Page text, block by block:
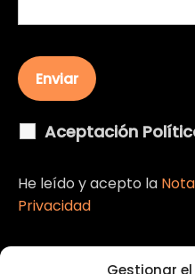
Gestionar el
Aceptación
He leído y acepto la
Privacidad